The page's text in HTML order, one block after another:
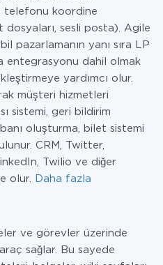
telefonu koordine
dosyaları, sesli posta). Agile
pazarlamanın yanı sıra LP
entegrasyonu dahil olmak
yardımcı olur.
müşteri hizmetleri
sistemi, geri bildirim
oluşturma, bilet sistemi
CRM, Twitter,
Twilio ve diğer
olur.
Daha fazla
ve görevler üzerinde
sağlar. Bu sayede